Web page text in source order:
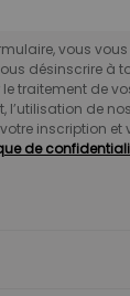
vous
désinscrire à
traitement de
l’utilisation de
inscription et
de